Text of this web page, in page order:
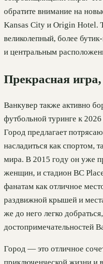
обратите внимание на
Kansas City и Origin
великолепный, более
и центральным
Прекрасная
Ванкувер также активно
футбольной туринге к
Город предлагает
насладиться как спортом,
мира. В 2015 году он уже
женщин, и стадион BC
фанатам как отличное
раздвижной крышей и
же до него легко
достопримечательностей
Город — это отличное